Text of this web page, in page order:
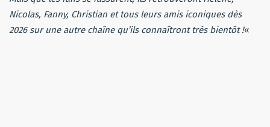
Nicolas, Fanny, Christian et tous leurs amis iconiques dès
2026 sur une autre chaîne qu’ils connaîtront très bientôt !«